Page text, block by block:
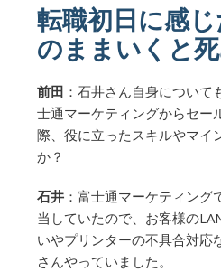
転職初日に感
のままいくと死
前田 ：石井さん自身につい
士通マーケティングからセー
際、役に立ったスキルやマイ
か？
石井 ：富士通マーケティン
当していたので、お客様の
いやプリンターの不具合対応
さんやっていました。